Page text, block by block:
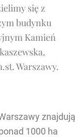
się z
budynku
Kamień
Warszawy.
znajdują
1000 ha